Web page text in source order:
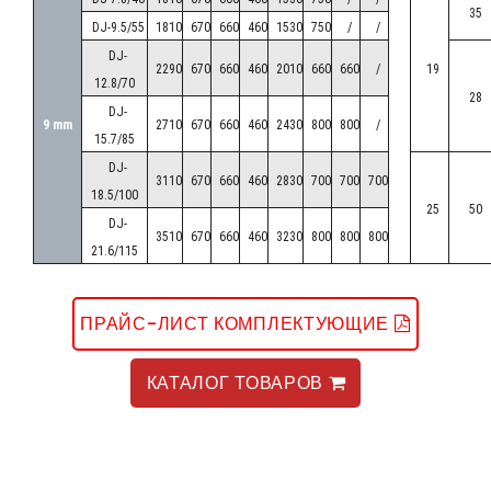
EA-DA(Ø500 Ø630) 7mm
FIN SPACING
ҮЛГІСІ
KARYER /
KARYER
MODEL
КӨЛЕМДІК ӨЛШЕМДЕРІ /
САЛМАҚ/
A B C E E1 E2 F
9 mm
19
35
DJ-9.5/55
1810 670 660 460 1530 750 /
/
DJ-
12.8/70
2290 670 660 460 2010 660 660
/
28
DJ-
15.7/85
2710 670 660 460 2430 800 800 /
DJ-
18.5/100
3110 670 660 460 2830 700 700 700
25
50
DJ-
21.6/115
3510 670 660 460 3230 800 800 800
ПРАЙС-ЛИСТ КОМПЛЕКТУЮЩИЕ
КАТАЛОГ ТОВАРОВ